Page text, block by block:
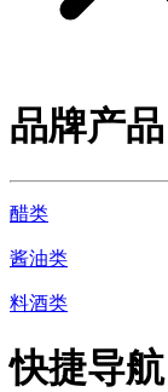
品牌产品
醋类
酱油类
料酒类
快捷导航